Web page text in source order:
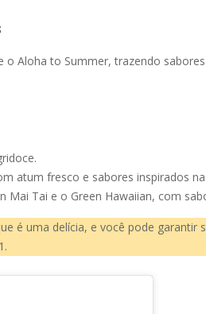
Aloha to Summer, trazendo
atum fresco e sabores inspirados
Mai Tai e o Green Hawaiian, com
é uma delícia, e você pode garantir